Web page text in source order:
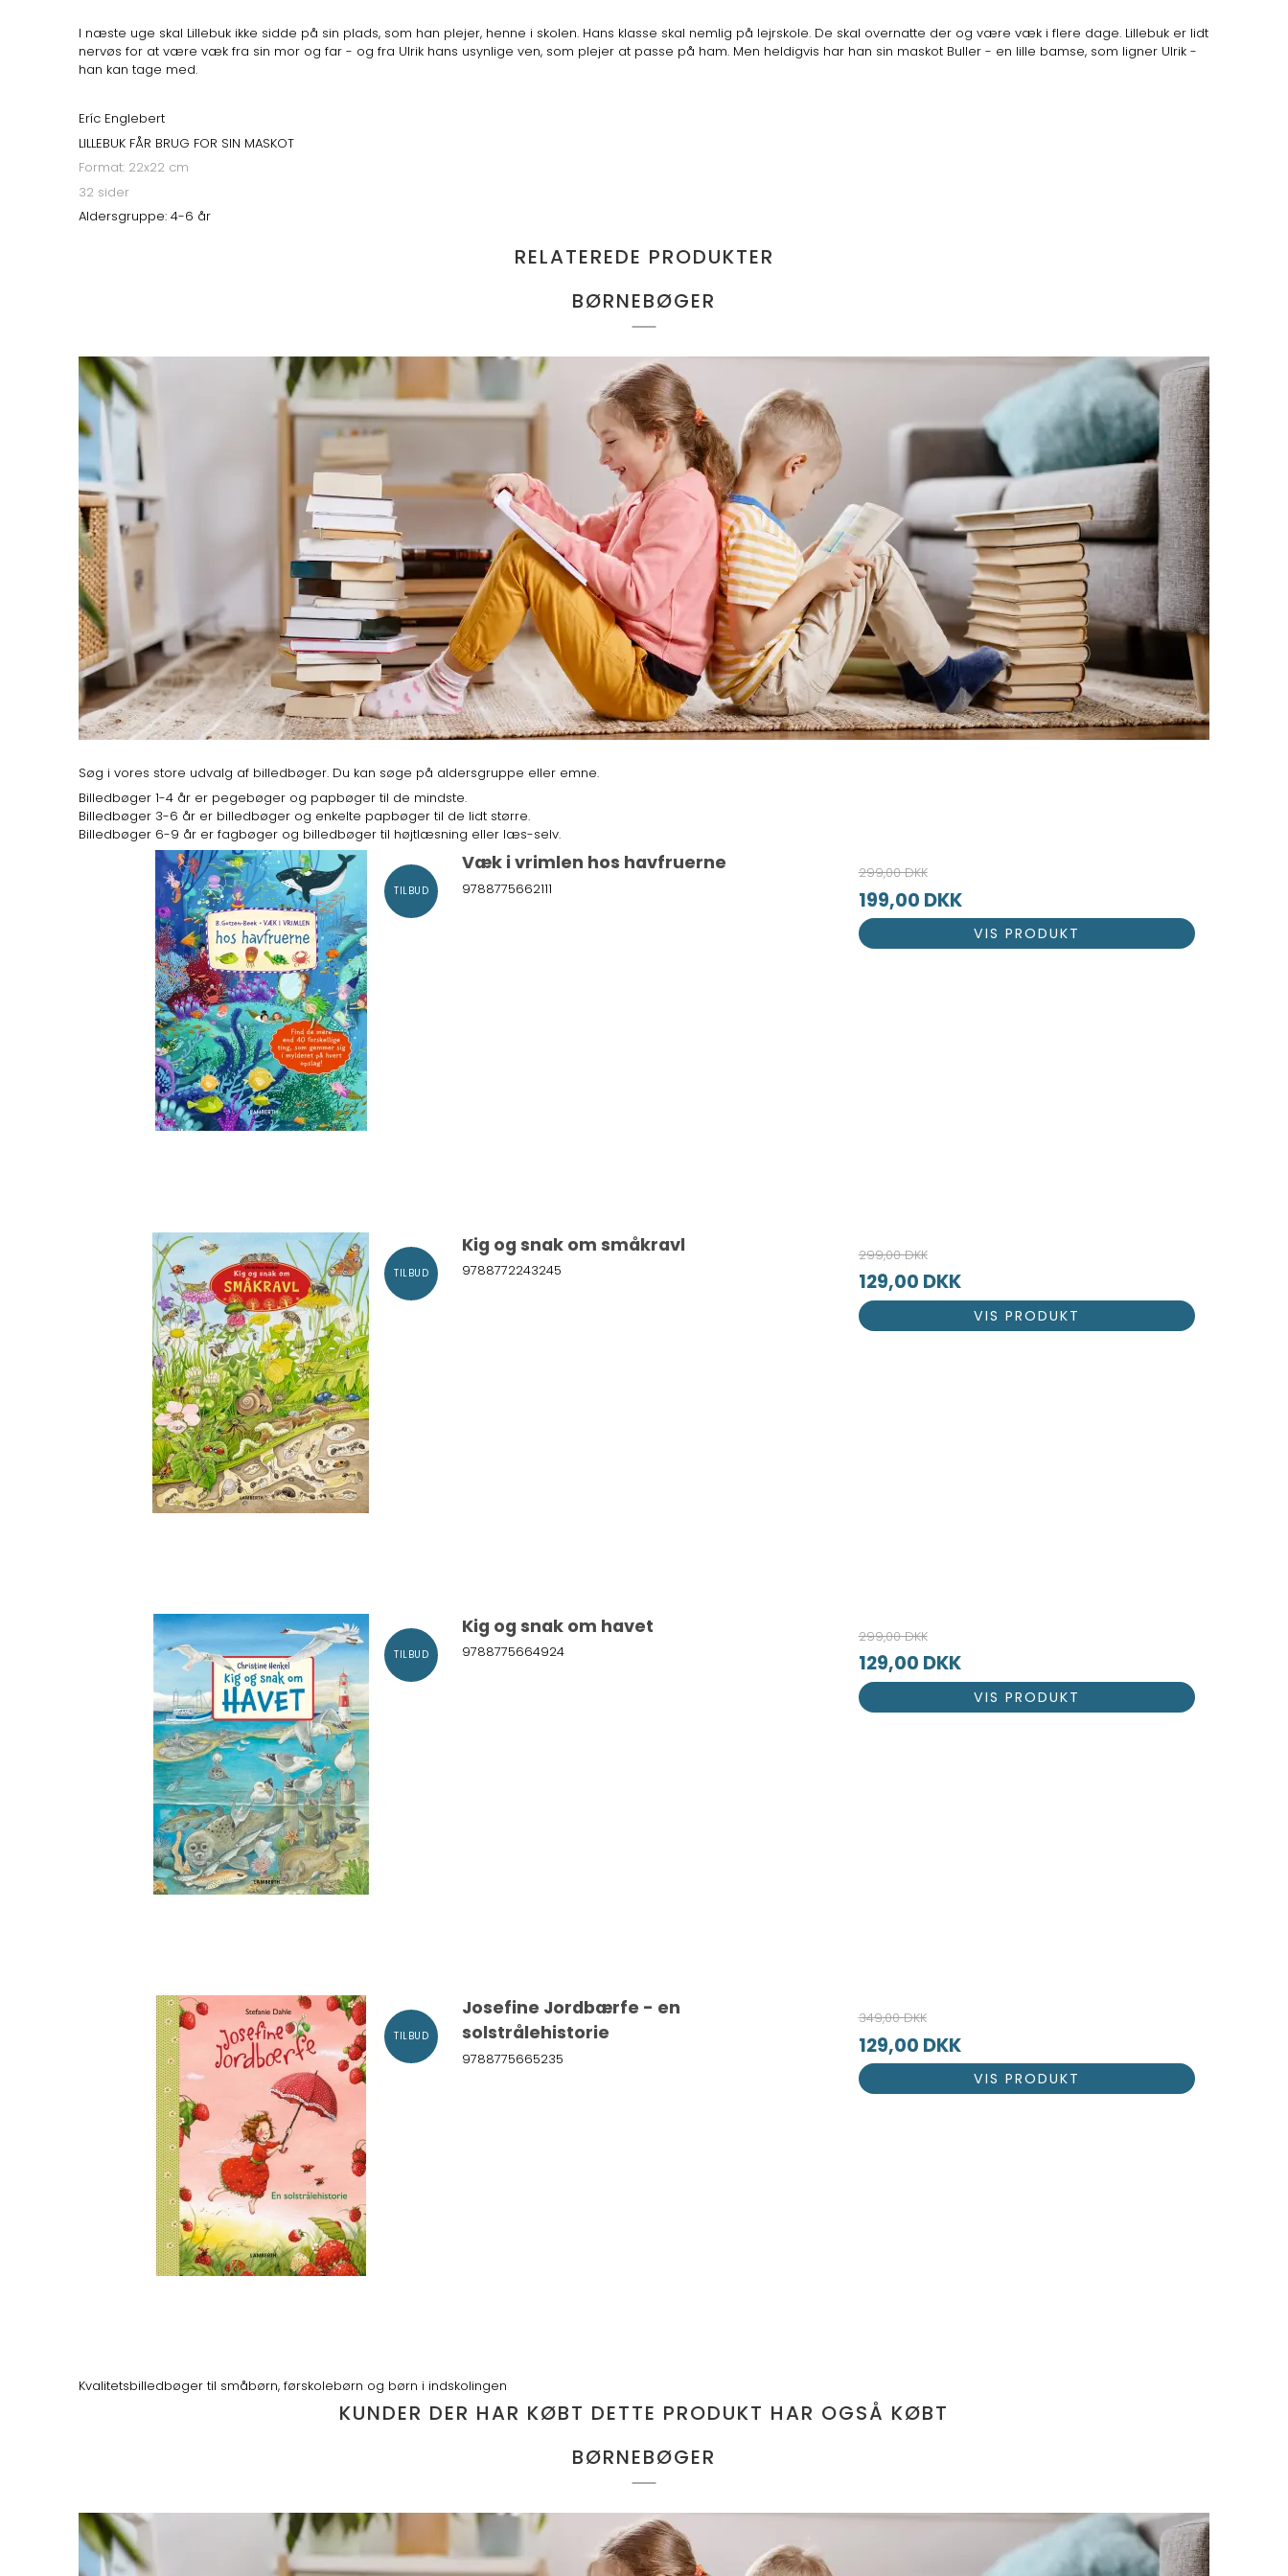
I næste uge skal Lillebuk ikke sidde på sin plads, som han plejer, henne i skolen. Hans klasse skal nemlig på lejrskole. De skal overnatte der og være væk i flere dage. Lillebuk er lidt
nervøs for at være væk fra sin mor og far - og fra Ulrik hans usynlige ven, som plejer at passe på ham. Men heldigvis har han sin maskot Buller - en lille bamse, som ligner Ulrik -
han kan tage med.
Eríc Englebert
LILLEBUK FÅR BRUG FOR SIN MASKOT
Format: 22x22 cm
32 sider
Aldersgruppe: 4-6 år
RELATEREDE PRODUKTER
BØRNEBØGER
Søg i vores store udvalg af billedbøger. Du kan søge på aldersgruppe eller emne.
Billedbøger 1-4 år er pegebøger og papbøger til de mindste.
Billedbøger 3-6 år er billedbøger og enkelte papbøger til de lidt større.
Billedbøger 6-9 år er fagbøger og billedbøger til højtlæsning eller læs-selv.
TILBUD
Væk i vrimlen hos havfruerne
9788775662111
299,00 DKK
199,00 DKK
VIS PRODUKT
TILBUD
Kig og snak om småkravl
9788772243245
299,00 DKK
129,00 DKK
VIS PRODUKT
TILBUD
Kig og snak om havet
9788775664924
299,00 DKK
129,00 DKK
VIS PRODUKT
TILBUD
Josefine Jordbærfe - en
solstrålehistorie
9788775665235
349,00 DKK
129,00 DKK
VIS PRODUKT
Kvalitetsbilledbøger til småbørn, førskolebørn og børn i indskolingen
KUNDER DER HAR KØBT DETTE PRODUKT HAR OGSÅ KØBT
BØRNEBØGER